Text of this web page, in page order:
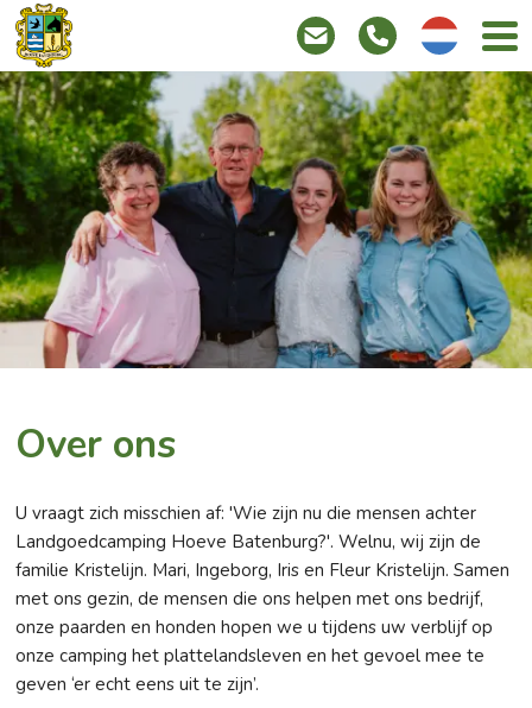
Tel:
+31(0)
111
671
726
Deutsch
Over ons
U vraagt zich misschien af: 'Wie zijn nu die mensen achter
Landgoedcamping Hoeve Batenburg?'. Welnu, wij zijn de
familie Kristelijn. Mari, Ingeborg, Iris en Fleur Kristelijn. Samen
met ons gezin, de mensen die ons helpen met ons bedrijf,
onze paarden en honden hopen we u tijdens uw verblijf op
onze camping het plattelandsleven en het gevoel mee te
geven ‘er echt eens uit te zijn’.